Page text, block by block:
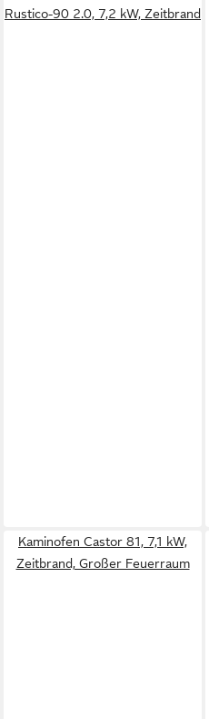
Rustico-90 2.0, 7,2 kW, Zeitbrand
Kaminofen Castor 81, 7,1 kW,
Zeitbrand, Großer Feuerraum